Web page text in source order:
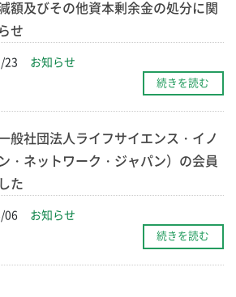
額及びその他資本剰余金の処分に関
せ
23 お知らせ
続きを読む
般社団法人ライフサイエンス・イノ
・ネットワーク・ジャパン）の会員
た
06 お知らせ
続きを読む